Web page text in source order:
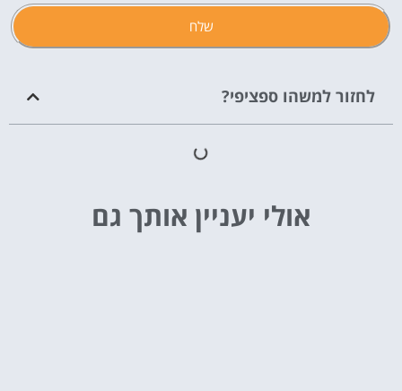
שלח
לחזור למשהו ספציפי?
אולי יעניין אותך גם